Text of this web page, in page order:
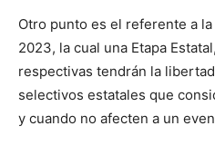
Otro punto es el referente a
2023, la cual una Etapa
respectivas tendrán la
selectivos estatales que
y cuando no afecten a un